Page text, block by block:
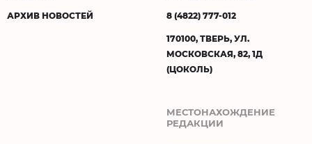
АРХИВ НОВОСТЕЙ 8 (4822) 777-012
170100, ТВЕРЬ, УЛ.
МОСКОВСКАЯ, 82, 1Д
(ЦОКОЛЬ)
МЕСТОНАХОЖДЕНИЕ
РЕДАКЦИИ